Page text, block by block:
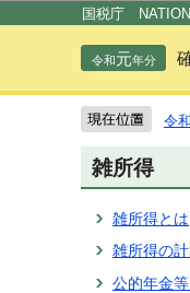
国税庁
令和元年分
令
雑所得
雑所得とは
雑所得の
公的年金